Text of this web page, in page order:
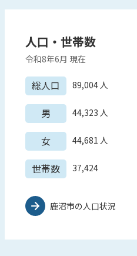
人口・世帯数
令和8年6月 現在
総人口 89,004人
男 44,323 人
女 44,681 人
世帯数 37,424
鹿沼市の人口状況